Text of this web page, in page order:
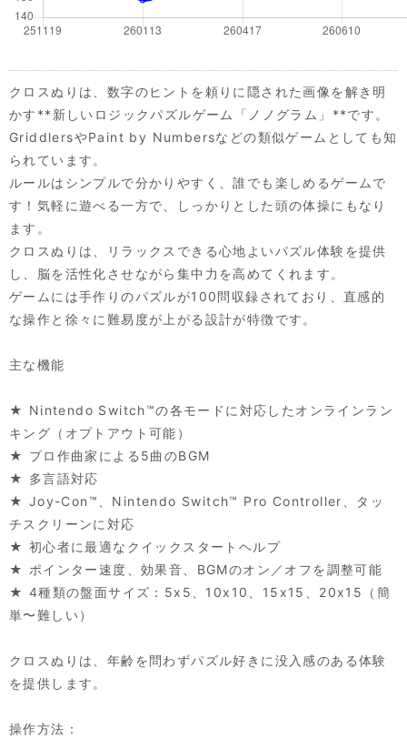
クロスぬりは、数字のヒントを頼りに隠された画像を解き明
かす**新しいロジックパズルゲーム「ノノグラム」**です。
GriddlersやPaint by Numbersなどの類似ゲームとしても知
られています。
ルールはシンプルで分かりやすく、誰でも楽しめるゲームで
す！気軽に遊べる一方で、しっかりとした頭の体操にもなり
ます。
クロスぬりは、リラックスできる心地よいパズル体験を提供
し、脳を活性化させながら集中力を高めてくれます。
ゲームには手作りのパズルが100問収録されており、直感的
な操作と徐々に難易度が上がる設計が特徴です。
主な機能
★ Nintendo Switch™の各モードに対応したオンラインラン
キング（オプトアウト可能）
★ プロ作曲家による5曲のBGM
★ 多言語対応
★ Joy-Con™、Nintendo Switch™ Pro Controller、タッ
チスクリーンに対応
★ 初心者に最適なクイックスタートヘルプ
★ ポインター速度、効果音、BGMのオン／オフを調整可能
★ 4種類の盤面サイズ：5x5、10x10、15x15、20x15（簡
単〜難しい）
クロスぬりは、年齢を問わずパズル好きに没入感のある体験
を提供します。
操作方法：